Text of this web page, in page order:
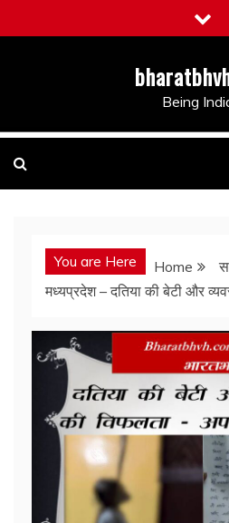
to
Being
You are Here Home
मध्यप्रदेश – दतिया की बेटी और